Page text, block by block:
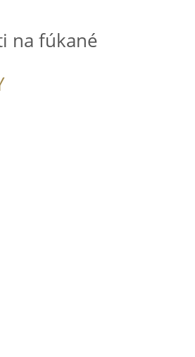
na fúkané